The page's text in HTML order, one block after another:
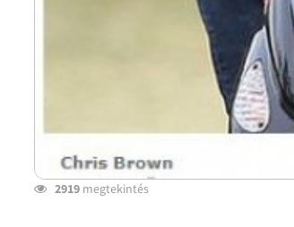
2919 megtekintés